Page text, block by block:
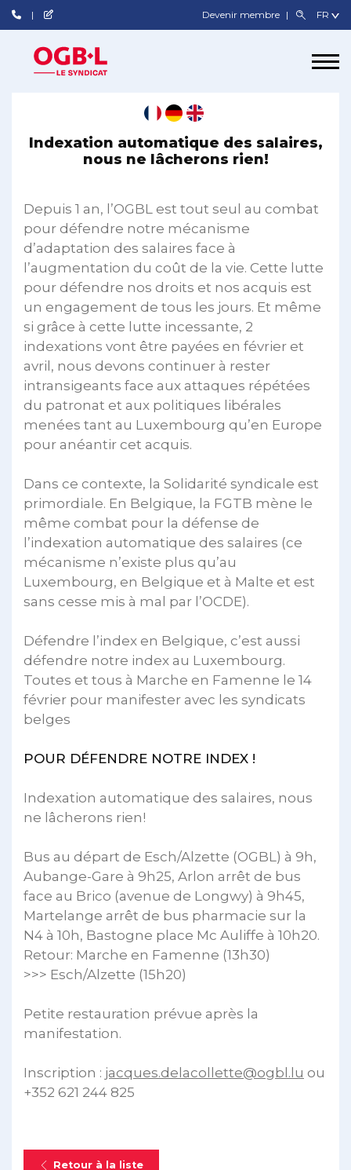
Devenir membre
Indexation automatique des salaires,
nous ne lâcherons rien!
Depuis 1 an, l’OGBL est tout seul au combat
pour défendre notre mécanisme
d’adaptation des salaires face à
l’augmentation du coût de la vie. Cette lutte
pour défendre nos droits et nos acquis est
un engagement de tous les jours. Et même
si grâce à cette lutte incessante, 2
indexations vont être payées en février et
avril, nous devons continuer à rester
intransigeants face aux attaques répétées
du patronat et aux politiques libérales
menées tant au Luxembourg qu’en Europe
pour anéantir cet acquis.
Dans ce contexte, la Solidarité syndicale est
primordiale. En Belgique, la FGTB mène le
même combat pour la défense de
l’indexation automatique des salaires (ce
mécanisme n’existe plus qu’au
Luxembourg, en Belgique et à Malte et est
sans cesse mis à mal par l’OCDE).
Défendre l’index en Belgique, c’est aussi
défendre notre index au Luxembourg.
Toutes et tous à Marche en Famenne le 14
février pour manifester avec les syndicats
belges
POUR DÉFENDRE NOTRE INDEX !
Indexation automatique des salaires, nous
ne lâcherons rien!
Bus au départ de Esch/Alzette (OGBL) à 9h,
Aubange-Gare à 9h25, Arlon arrêt de bus
face au Brico (avenue de Longwy) à 9h45,
Martelange arrêt de bus pharmacie sur la
N4 à 10h, Bastogne place Mc Auliffe à 10h20.
Retour: Marche en Famenne (13h30)
>>> Esch/Alzette (15h20)
Petite restauration prévue après la
manifestation.
Inscription : jacques.delacollette@ogbl.lu ou
+352 621 244 825
Retour à la liste